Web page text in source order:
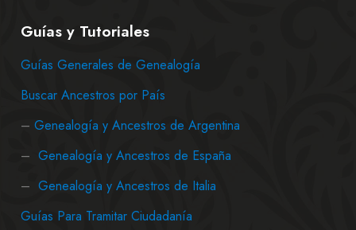
Guías y Tutoriales
Guías Generales de Genealogía
Buscar Ancestros por País
– Genealogía y Ancestros de Argentina
– Genealogía y Ancestros de España
– Genealogía y Ancestros de Italia
Guías Para Tramitar Ciudadanía